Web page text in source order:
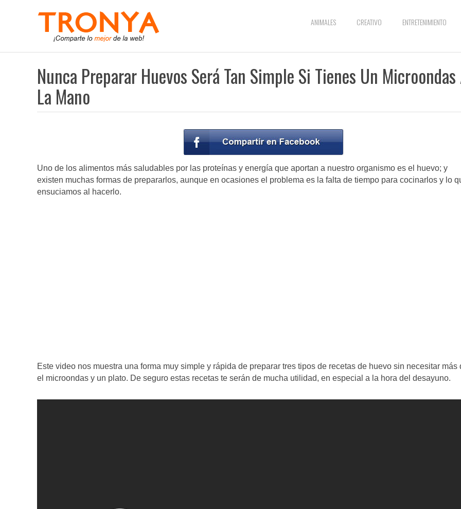
ANIMALES CREATIVO ENTRETENIMIENTO
Nunca Preparar Huevos Será Tan Simple Si Tienes Un Microondas
La Mano
Uno de los alimentos más saludables por las proteínas y energía que aportan a nuestro organismo es el huevo; y
existen muchas formas de prepararlos, aunque en ocasiones el problema es la falta de tiempo para cocinarlos y lo
ensuciamos al hacerlo.
Este video nos muestra una forma muy simple y rápida de preparar tres tipos de recetas de huevo sin necesitar más
el microondas y un plato. De seguro estas recetas te serán de mucha utilidad, en especial a la hora del desayuno.